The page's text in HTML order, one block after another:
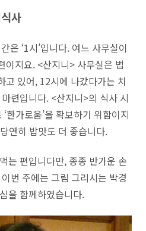
사
은 ‘1시’입니다. 여느 사무실이
이지요. <산지니> 사무실은 법
고 있어, 12시에 나갔다가는 치
련입니다. <산지니>의 식사 시
한가로움’을 확보하기 위함이지
연히 밥맛도 더 좋습니다.
는 편입니다만, 종종 반가운 손
번 주에는 그림 그리시는 박경
을 함께하였습니다.